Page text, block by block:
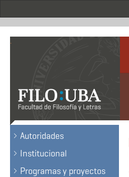
.
Autoridades
Institucional
Programas y proyectos